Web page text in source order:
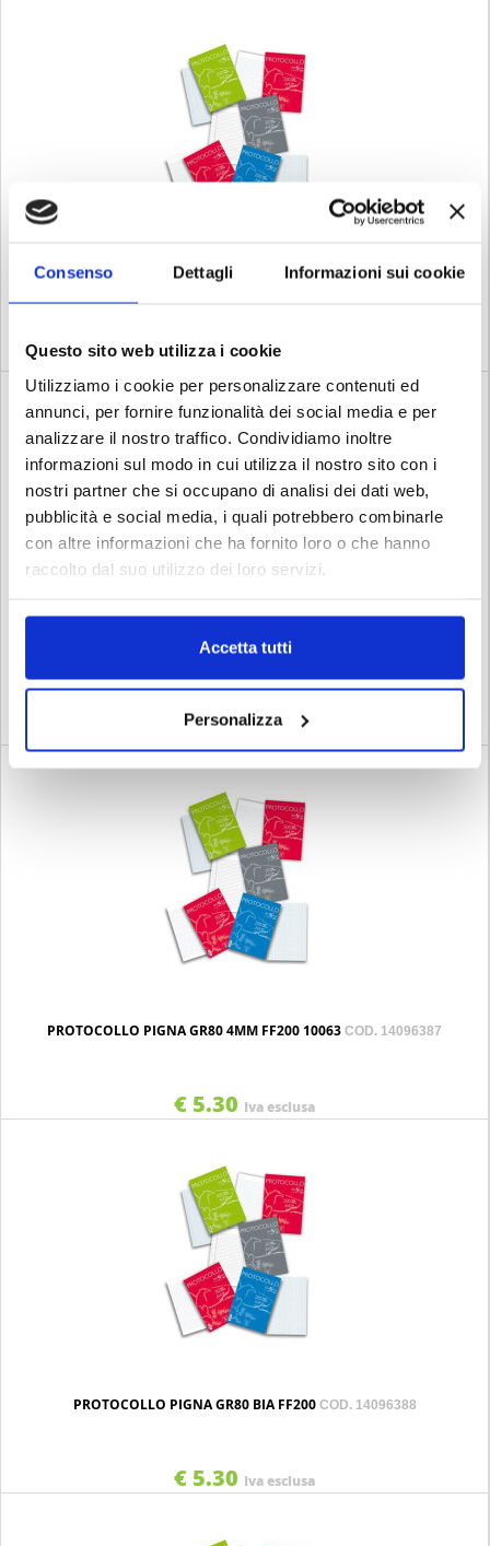
Consenso Dettagli Informazioni sui cookie
Questo sito web utilizza i cookie
Utilizziamo i cookie per personalizzare contenuti ed
annunci, per fornire funzionalità dei social media e per
analizzare il nostro traffico. Condividiamo inoltre
informazioni sul modo in cui utilizza il nostro sito con i
nostri partner che si occupano di analisi dei dati web,
pubblicità e social media, i quali potrebbero combinarle
con altre informazioni che ha fornito loro o che hanno
raccolto dal suo utilizzo dei loro servizi.
Accetta tutti
Personalizza
PROTOCOLLO PIGNA GR80 1R FF200 10065COD. 14096385
€ 5.30Iva esclusa
PROTOCOLLO PIGNA GR80 5MM FF200 10064
€ 5.30 Iva esclusa
PROTOCOLLO PIGNA GR80 4MM FF200 10063 COD. 14096387
€ 5.30 Iva esclusa
PROTOCOLLO PIGNA GR80 BIA FF200 COD. 14096388
€ 5.30 Iva esclusa